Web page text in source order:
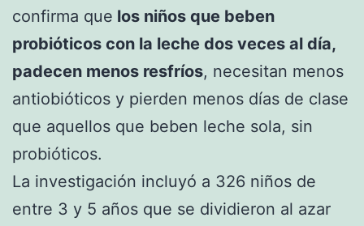
confirma que los niños que beben
probióticos con la leche dos veces al día,
padecen menos resfríos, necesitan menos
antiobióticos y pierden menos días de clase
que aquellos que beben leche sola, sin
probióticos.
La investigación incluyó a 326 niños de
entre 3 y 5 años que se dividieron al azar